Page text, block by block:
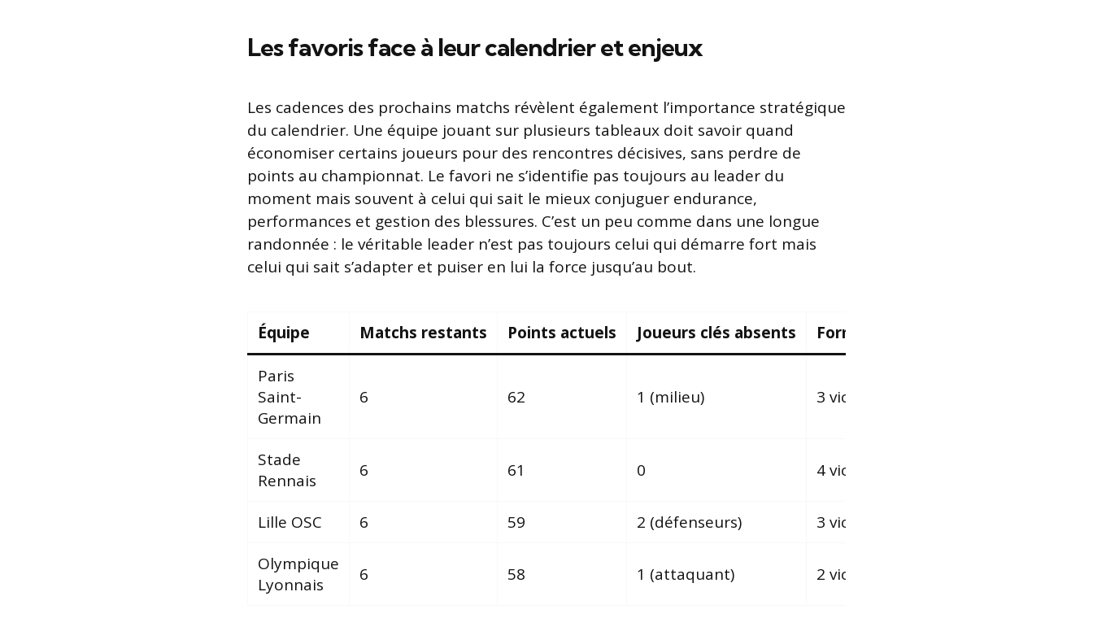
Les favoris face à leur calendrier et enjeux
Les cadences des prochains matchs révèlent également l’importance stratégique
du calendrier. Une équipe jouant sur plusieurs tableaux doit savoir quand
économiser certains joueurs pour des rencontres décisives, sans perdre de
points au championnat. Le favori ne s’identifie pas toujours au leader du
moment mais souvent à celui qui sait le mieux conjuguer endurance,
performances et gestion des blessures. C’est un peu comme dans une longue
randonnée : le véritable leader n’est pas toujours celui qui démarre fort mais
celui qui sait s’adapter et puiser en lui la force jusqu’au bout.
Équipe Matchs restants Points actuels Joueurs clés absents Forme actuelle (5 derniers matchs)
Paris
Saint-
Germain
6 62 1 (milieu) 3 victoires, 1 nul, 1 défaite
Stade
Rennais
6 61 0 4 victoires, 1 nul
Lille OSC 6 59 2 (défenseurs)
3 victoires, 2 défaites
Olympique
Lyonnais
6 58 1 (attaquant) 2 victoires, 1 nul, 2 défaites